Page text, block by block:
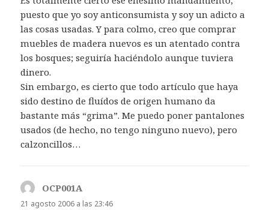
puesto que yo soy anticonsumista y soy un adicto a
las cosas usadas. Y para colmo, creo que comprar
muebles de madera nuevos es un atentado contra
los bosques; seguiría haciéndolo aunque tuviera
dinero.
Sin embargo, es cierto que todo artículo que haya
sido destino de fluídos de origen humano da
bastante más “grima”. Me puedo poner pantalones
usados (de hecho, no tengo ninguno nuevo), pero
calzoncillos…
OCP001Adice:
21 agosto 2006 a las 23:46